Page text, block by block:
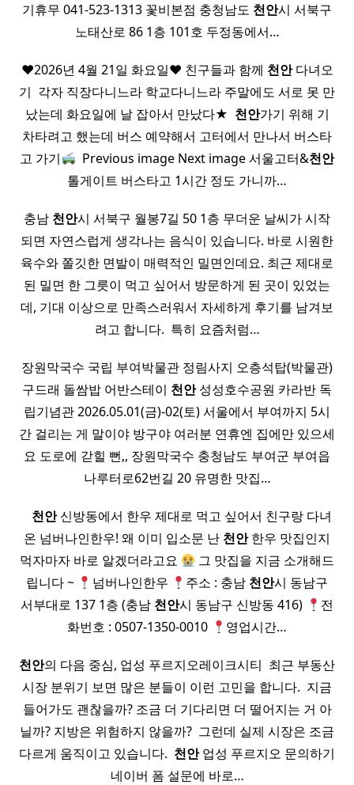
기휴무 041-523-1313 꽃비본점 충청남도 천안시 서북구
노태산로 86 1층 101호 두정동에서…
♥︎2026년 4월 21일 화요일♥︎ 친구들과 함께 천안다녀오
기 ​ 각자 직장다니느라 학교다니느라 주말에도 서로 못 만
났는데 화요일에 날 잡아서 만났다★ ​ 천안가기 위해 기
차타려고 했는데 버스 예약해서 고터에서 만나서 버스타
고 가기
​ Previous image Next image 서울고터&천안
톨게이트 버스타고 1시간 정도 가니까…
충남 천안시 서북구 월봉7길 50 1층 무더운 날씨가 시작
되면 자연스럽게 생각나는 음식이 있습니다. 바로 시원한
육수와 쫄깃한 면발이 매력적인 밀면인데요. 최근 제대로
된 밀면 한 그릇이 먹고 싶어서 방문하게 된 곳이 있었는
데, 기대 이상으로 만족스러워서 자세하게 후기를 남겨보
려고 합니다. ​ 특히 요즘처럼…
장원막국수 국립 부여박물관 정림사지 오층석탑(박물관)
구드래 돌쌈밥 어반스테이 천안성성호수공원 카라반 독
립기념관 2026.05.01(금)-02(토) 서울에서 부여까지 5시
간 걸리는 게 말이야 방구야 여러분 연휴엔 집에만 있으세
요 도로에 갇힐 뻔,, 장원막국수 충청남도 부여군 부여읍
나루터로62번길 20 유명한 맛집…
천안신방동에서 한우 제대로 먹고 싶어서 친구랑 다녀
온 넘버나인한우! 왜 이미 입소문 난 천안한우 맛집인지
먹자마자 바로 알겠더라고요
그 맛집을 지금 소개해드
립니다 ~
넘버나인한우 주소 : 충남 천안시 동남구
서부대로 137 1층 (충남 천안시 동남구 신방동 416)
전
화번호 : 0507-1350-0010
영업시간…
천안의 다음 중심, 업성 푸르지오레이크시티 ​ 최근 부동산
시장 분위기 보면 많은 분들이 이런 고민을 합니다. ​ 지금
들어가도 괜찮을까? 조금 더 기다리면 더 떨어지는 거 아
닐까? 지방은 위험하지 않을까? ​ 그런데 실제 시장은 조금
다르게 움직이고 있습니다. ​ 천안업성 푸르지오 문의하기
네이버 폼 설문에 바로…